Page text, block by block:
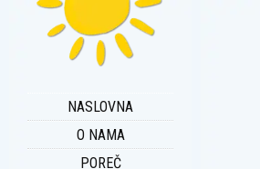
NASLOVNA
O NAMA
POREČ